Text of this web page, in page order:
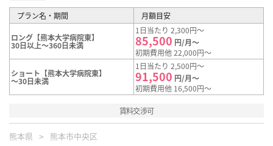
プラン名・期間 月額目安
ロング【熊本大学病院東】
30日以上～360日未満
1日当たり 2,300円～
85,500 円/月～
初期費用他 22,000円～
ショート【熊本大学病院東】
～30日未満
1日当たり 2,500円～
91,500 円/月～
初期費用他 16,500円～
賃料交渉可
熊本県 熊本市中央区